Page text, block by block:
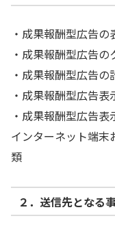
・成果報酬型広告の
・成果報酬型広告
・成果報酬型広告
・成果報酬型広告
・成果報酬型広告
インターネット端末
類
２．送信先となる